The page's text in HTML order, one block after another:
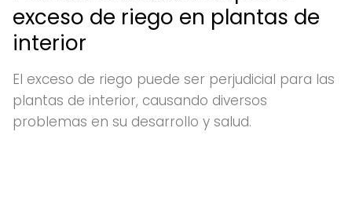
exceso de riego en plantas de
interior
El exceso de riego puede ser perjudicial para las
plantas de interior, causando diversos
problemas en su desarrollo y salud.